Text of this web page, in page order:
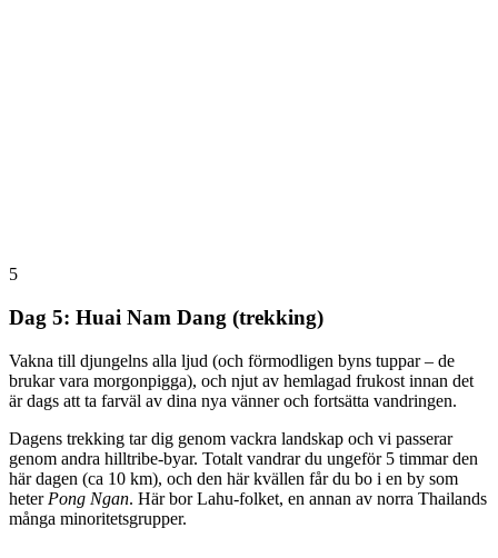
5
Dag 5: Huai Nam Dang (trekking)
Vakna till djungelns alla ljud (och förmodligen byns tuppar – de
brukar vara morgonpigga), och njut av hemlagad frukost innan det
är dags att ta farväl av dina nya vänner och fortsätta vandringen.
Dagens trekking tar dig genom vackra landskap och vi passerar
genom andra hilltribe-byar. Totalt vandrar du ungeför 5 timmar den
här dagen (ca 10 km), och den här kvällen får du bo i en by som
heter Pong Ngan. Här bor Lahu-folket, en annan av norra Thailands
många minoritetsgrupper.